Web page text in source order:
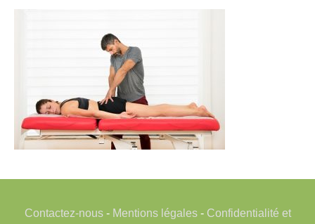
Contactez-nous- Mentions légales- Confidentialité et